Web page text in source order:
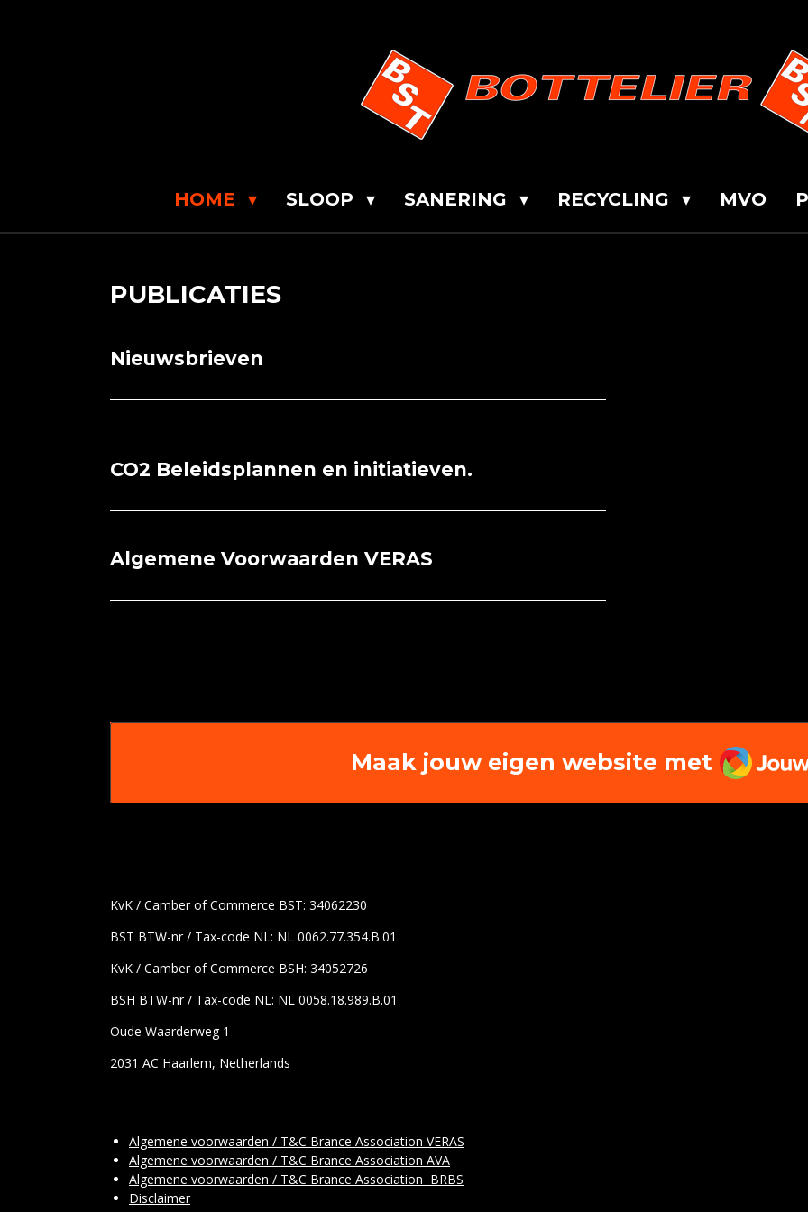
HOME SLOOP SANERING RECYCLING MVO
PUBLICATIES
Nieuwsbrieven
CO2 Beleidsplannen en initiatieven.
Algemene Voorwaarden VERAS
Maak jouw eigen website met
KvK / Camber of Commerce BST: 34062230
BST BTW-nr / Tax-code NL: NL 0062.77.354.B.01
KvK / Camber of Commerce BSH: 34052726
BSH BTW-nr / Tax-code NL: NL 0058.18.989.B.01
Oude Waarderweg 1
2031 AC Haarlem, Netherlands
Algemene voorwaarden / T&C Brance Association VERAS
Algemene voorwaarden / T&C Brance Association AVA
Algemene voorwaarden / T&C Brance Association BRBS
Disclaimer